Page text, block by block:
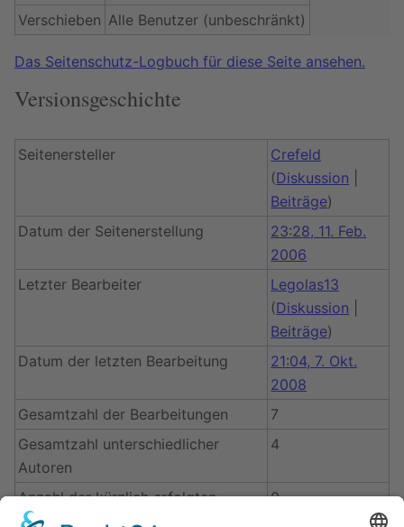
Verschieben Alle Benutzer (unbeschränkt)
Das Seitenschutz-Logbuch für diese Seite ansehen.
Versionsgeschichte
Seitenersteller
Crefeld
(Diskussion
Beiträge)
Datum der Seitenerstellung
23:28, 11. Feb.
2006
Letzter Bearbeiter
Legolas13
(Diskussion
Beiträge)
Datum der letzten Bearbeitung
21:04, 7. Okt.
2008
Gesamtzahl der Bearbeitungen
7
Gesamtzahl unterschiedlicher
Autoren
4
Anzahl der kürzlich erfolgten
Bearbeitungen (in den letzten 90
0